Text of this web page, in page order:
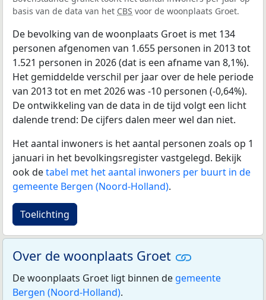
basis van de data van het CBS voor de woonplaats Groet.
De bevolking van de woonplaats Groet is met 134
personen afgenomen van 1.655 personen in 2013 tot
1.521 personen in 2026 (dat is een afname van 8,1%).
Het gemiddelde verschil per jaar over de hele periode
van 2013 tot en met 2026 was -10 personen (-0,64%).
De ontwikkeling van de data in de tijd volgt een licht
dalende trend: De cijfers dalen meer wel dan niet.
Het aantal inwoners is het aantal personen zoals op 1
januari in het bevolkingsregister vastgelegd. Bekijk
ook detabel met het aantal inwoners per buurt in de
gemeente Bergen (Noord-Holland).
Toelichting
Over de woonplaats Groet
De woonplaats Groet ligt binnen de gemeente
Bergen (Noord-Holland).